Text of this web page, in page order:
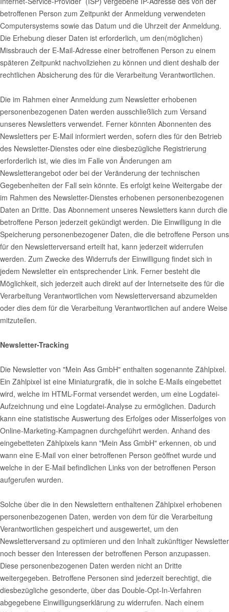
betroffenen Person zum Zeitpunkt der Anmeldung verwendeten
Computersystems sowie das Datum und die Uhrzeit der Anmeldung.
Die Erhebung dieser Daten ist erforderlich, um den(möglichen)
Missbrauch der E-Mail-Adresse einer betroffenen Person zu einem
späteren Zeitpunkt nachvollziehen zu können und dient deshalb der
rechtlichen Absicherung des für die Verarbeitung Verantwortlichen.
Die im Rahmen einer Anmeldung zum Newsletter erhobenen
personenbezogenen Daten werden ausschließlich zum Versand
unseres Newsletters verwendet. Ferner könnten Abonnenten des
Newsletters per E-Mail informiert werden, sofern dies für den Betrieb
des Newsletter-Dienstes oder eine diesbezügliche Registrierung
erforderlich ist, wie dies im Falle von Änderungen am
Newsletterangebot oder bei der Veränderung der technischen
Gegebenheiten der Fall sein könnte. Es erfolgt keine Weitergabe der
im Rahmen des Newsletter-Dienstes erhobenen personenbezogenen
Daten an Dritte. Das Abonnement unseres Newsletters kann durch die
betroffene Person jederzeit gekündigt werden. Die Einwilligung in die
Speicherung personenbezogener Daten, die die betroffene Person uns
für den Newsletterversand erteilt hat, kann jederzeit widerrufen
werden. Zum Zwecke des Widerrufs der Einwilligung findet sich in
jedem Newsletter ein entsprechender Link. Ferner besteht die
Möglichkeit, sich jederzeit auch direkt auf der Internetseite des für die
Verarbeitung Verantwortlichen vom Newsletterversand abzumelden
oder dies dem für die Verarbeitung Verantwortlichen auf andere Weise
mitzuteilen.
Newsletter-Tracking
Die Newsletter von "Mein Ass GmbH" enthalten sogenannte Zählpixel.
Ein Zählpixel ist eine Miniaturgrafik, die in solche E-Mails eingebettet
wird, welche im HTML-Format versendet werden, um eine Logdatei-
Aufzeichnung und eine Logdatei-Analyse zu ermöglichen. Dadurch
kann eine statistische Auswertung des Erfolges oder Misserfolges von
Online-Marketing-Kampagnen durchgeführt werden. Anhand des
eingebetteten Zählpixels kann "Mein Ass GmbH" erkennen, ob und
wann eine E-Mail von einer betroffenen Person geöffnet wurde und
welche in der E-Mail befindlichen Links von der betroffenen Person
aufgerufen wurden.
Solche über die in den Newslettern enthaltenen Zählpixel erhobenen
personenbezogenen Daten, werden von dem für die Verarbeitung
Verantwortlichen gespeichert und ausgewertet, um den
Newsletterversand zu optimieren und den Inhalt zukünftiger Newsletter
noch besser den Interessen der betroffenen Person anzupassen.
Diese personenbezogenen Daten werden nicht an Dritte
weitergegeben. Betroffene Personen sind jederzeit berechtigt, die
diesbezügliche gesonderte, über das Double-Opt-In-Verfahren
abgegebene Einwilligungserklärung zu widerrufen. Nach einem